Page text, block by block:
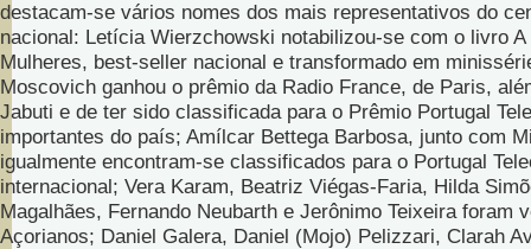
destacam-se vários nomes dos mais representativos do
nacional: Letícia Wierzchowski notabilizou-se com o livro A
Mulheres, best-seller nacional e transformado em
Moscovich ganhou o prêmio da Radio France, de Paris,
Jabuti e de ter sido classificada para o Prêmio Portugal
importantes do país; Amílcar Bettega Barbosa, junto com
igualmente encontram-se classificados para o Portugal
internacional; Vera Karam, Beatriz Viégas-Faria, Hilda
Magalhães, Fernando Neubarth e Jerônimo Teixeira foram
Açorianos; Daniel Galera, Daniel (Mojo) Pelizzari, Clarah